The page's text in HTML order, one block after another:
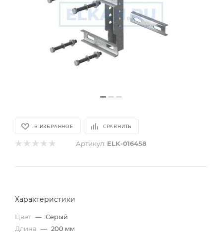
В ИЗБРАННОЕ СРАВНИТЬ
Артикул: ELK-016458
Характеристики
Цвет — Серый
Длина — 200 мм